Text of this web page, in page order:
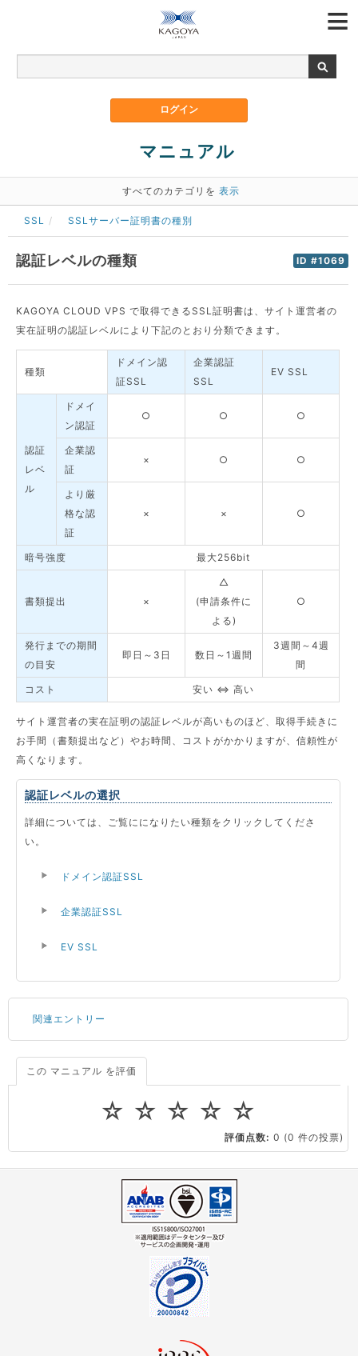
マニュアル
すべてのカテゴリを 表示
SSL SSLサーバー証明書の種別
ID #1069
認証レベルの種類
KAGOYA CLOUD VPS で取得できるSSL証明書は、サイト運営者の
実在証明の認証レベルにより下記のとおり分類できます。
種類
ドメイン認
証SSL
企業認証
SSL
EV SSL
認証
レベ
ル
ドメイ
ン認証
○ ○ ○
企業認
証
× ○ ○
より厳
格な認
証
× × ○
暗号強度 最大256bit
書類提出 ×
△
(申請条件に
よる)
○
発行までの期間
の目安
即日～3日 数日～1週間
3週間～4週
間
コスト 安い ⇔ 高い
サイト運営者の実在証明の認証レベルが高いものほど、取得手続きに
お手間（書類提出など）やお時間、コストがかかりますが、信頼性が
高くなります。
認証レベルの選択
詳細については、ご覧にになりたい種類をクリックしてくださ
い。
ドメイン認証SSL
企業認証SSL
EV SSL
関連エントリー
ドメインの種類と取得手順
PuTTY のインストール方法
この マニュアル を評価
☆
☆
☆
☆
☆
評価点数: 0 (0 件の投票)